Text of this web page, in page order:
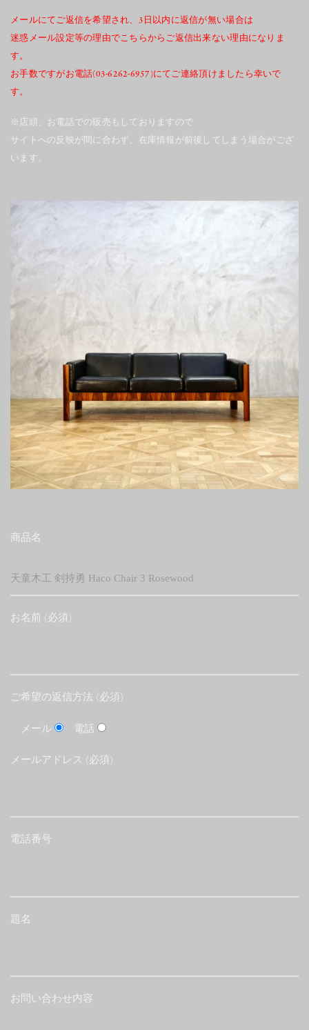
メールにてご返信を希望され、3日以内に返信が無い場合は
迷惑メール設定等の理由でこちらからご返信出来ない理由になりま
す。
お手数ですがお電話(03-6262-6957)にてご連絡頂けましたら幸いで
す。
※店頭、お電話での販売もしておりますので
サイトへの反映が間に合わず、在庫情報が前後してしまう場合がござ
います。
商品名
お名前 (必須)
ご希望の返信方法 (必須)
メール 電話
メールアドレス (必須)
電話番号
題名
お問い合わせ内容